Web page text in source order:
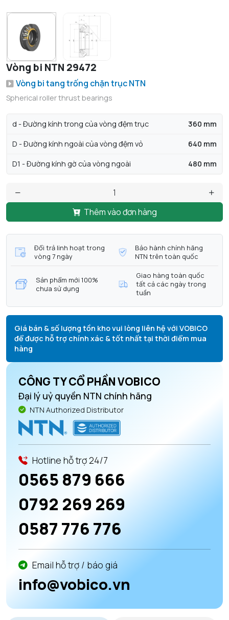
Vòng bi NTN 29472
Vòng bi tang trống chặn trục NTN
Spherical roller thrust bearings
d - Đường kính trong của vòng đệm trục 360 mm
D - Đường kính ngoài của vòng đệm vỏ 640 mm
D1 - Đường kính gờ của vòng ngoài 480 mm
Thêm vào đơn hàng
Đổi trả linh hoạt trong
vòng 7 ngày
Bảo hành chính hãng
NTN trên toàn quốc
Sản phẩm mới 100%
chưa sử dụng
Giao hàng toàn quốc
tất cả các ngày trong
tuần
Giá bán & số lượng tồn kho vui lòng liên hệ với VOBICO
để được hỗ trợ chính xác & tốt nhất tại thời điểm mua
hàng
CÔNG TY CỔ PHẦN VOBICO
Đại lý uỷ quyền NTN chính hãng
NTN Authorized Distributor
Hotline hỗ trợ 24/7
0565 879 666
0792 269 269
0587 776 776
Email hỗ trợ / báo giá
info@vobico.vn